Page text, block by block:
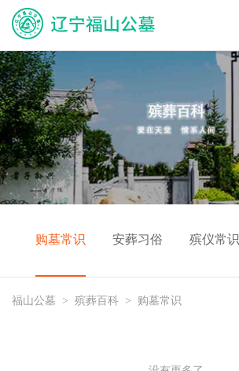
购墓常识 安葬习俗 殡仪常识
福山公墓 > 殡葬百科 > 购墓常识